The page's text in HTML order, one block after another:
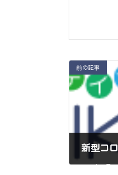
前の記事
新型コ
2022年7月